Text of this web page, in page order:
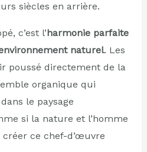
siècles en arrière.
c’est l’harmonie parfaite
naturel. Les
poussé directement de la
organique qui
le paysage
si la nature et l’homme
ce chef-d’œuvre